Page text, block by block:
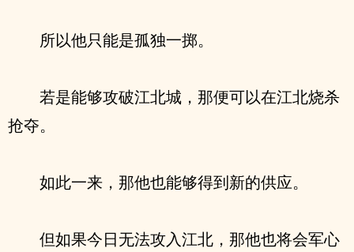
所以他只能是孤独一掷。
若是能够攻破江北城，那便可以在江北烧杀
抢夺。
如此一来，那他也能够得到新的供应。
但如果今日无法攻入江北，那他也将会军心